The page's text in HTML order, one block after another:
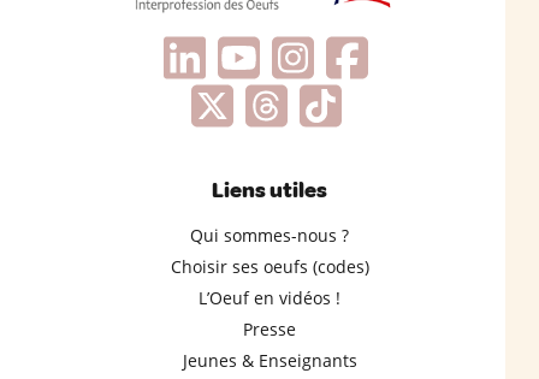
Liens utiles
Qui sommes-nous ?
Choisir ses oeufs (codes)
L’Oeuf en vidéos !
Presse
Jeunes & Enseignants